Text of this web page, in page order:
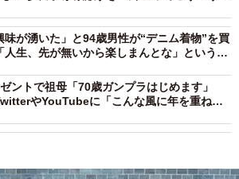
味が湧いた」と94歳男性が“デニム着物”を買
生、先が無いから楽しまんとな」という言
ントで祖母「70歳ガンプラはじめます」
やYouTubeに「こんな風に年を重ねた